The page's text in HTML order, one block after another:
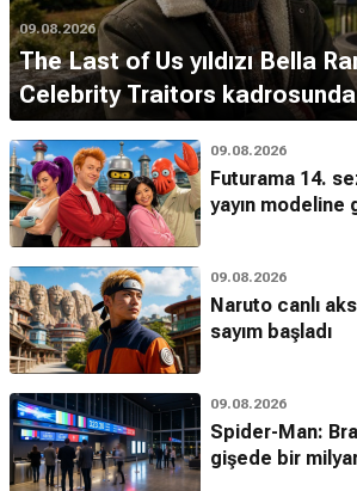
09.08.2026
The Last of Us yıldızı Bella
Celebrity Traitors kadrosunda
09.08.2026
Futurama 14.
yayın modeline
09.08.2026
Naruto canlı
sayım başladı
09.08.2026
Spider-Man:
gişede bir